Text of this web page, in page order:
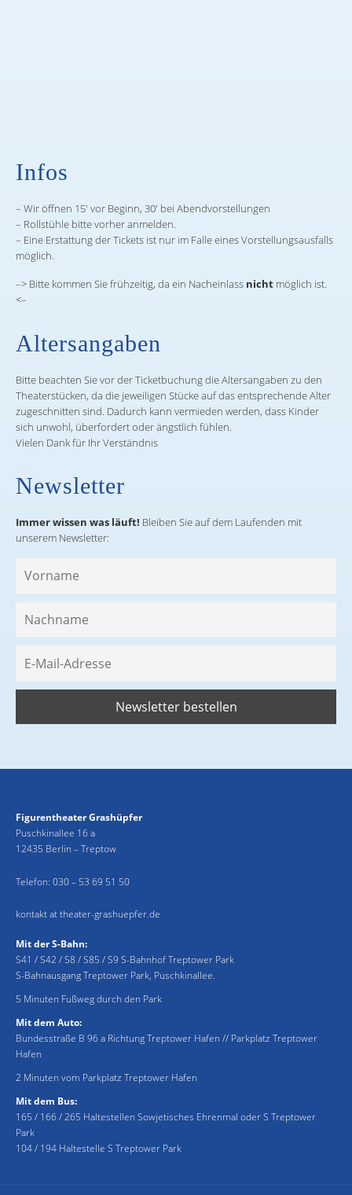
Infos
– Wir öffnen 15′ vor Beginn, 30′ bei Abendvorstellungen
– Rollstühle bitte vorher anmelden.
– Eine Erstattung der Tickets ist nur im Falle eines Vorstellungsausfalls
möglich.
–> Bitte kommen Sie frühzeitig, da ein Nacheinlass nicht möglich ist.
<–
Altersangaben
Bitte beachten Sie vor der Ticketbuchung die Altersangaben zu den
Theaterstücken, da die jeweiligen Stücke auf das entsprechende Alter
zugeschnitten sind. Dadurch kann vermieden werden, dass Kinder
sich unwohl, überfordert oder ängstlich fühlen.
Vielen Dank für Ihr Verständnis
Newsletter
Immer wissen was läuft! Bleiben Sie auf dem Laufenden mit
unserem Newsletter:
Figurentheater Grashüpfer
Puschkinallee 16 a
12435 Berlin – Treptow
Telefon: 030 – 53 69 51 50
kontakt at theater-grashuepfer.de
Mit der S-Bahn:
S41 / S42 / S8 / S85 / S9 S-Bahnhof Treptower Park
S-Bahnausgang Treptower Park, Puschkinallee.
5 Minuten Fußweg durch den Park
Mit dem Auto:
Bundesstraße B 96 a Richtung Treptower Hafen // Parkplatz Treptower
Hafen
2 Minuten vom Parkplatz Treptower Hafen
Mit dem Bus:
165 / 166 / 265 Haltestellen Sowjetisches Ehrenmal oder S Treptower
Park
104 / 194 Haltestelle S Treptower Park